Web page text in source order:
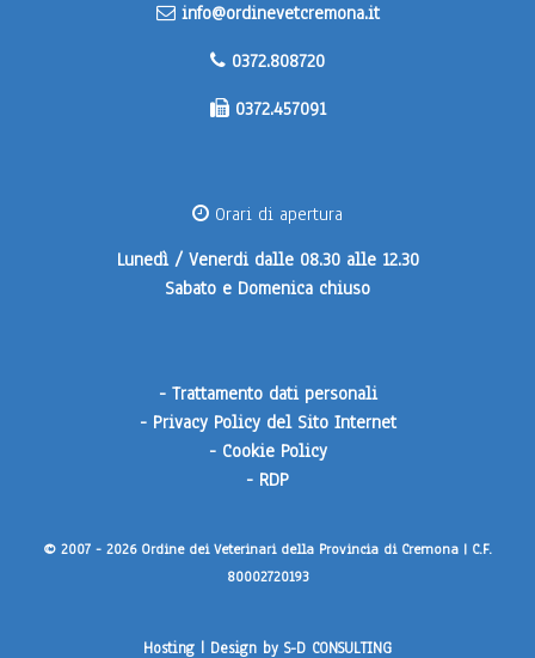
info@ordinevetcremona.it
0372.808720
0372.457091
Orari di apertura
Lunedì / Venerdidalle 08.30 alle 12.30
Sabato e Domenica chiuso
- Trattamento dati personali
- Privacy Policy del Sito Internet
- Cookie Policy
- RDP
© 2007 - 2026 Ordine dei Veterinari della Provincia di Cremona | C.F.
80002720193
Hosting | Design by S-D CONSULTING